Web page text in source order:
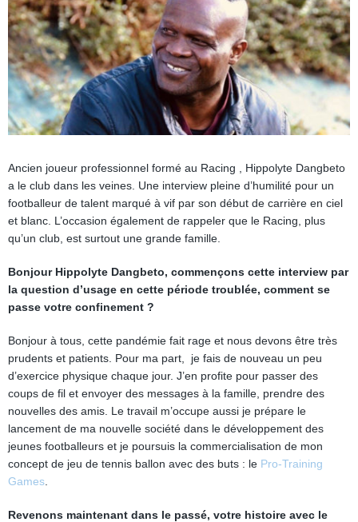
Ancien joueur professionnel formé au Racing , Hippolyte Dangbeto
a le club dans les veines. Une interview pleine d’humilité pour un
footballeur de talent marqué à vif par son début de carrière en ciel
et blanc. L’occasion également de rappeler que le Racing, plus
qu’un club, est surtout une grande famille.
Bonjour Hippolyte Dangbeto, commençons cette interview par
la question d’usage en cette période troublée, comment se
passe votre confinement ?
Bonjour à tous, cette pandémie fait rage et nous devons être très
prudents et patients. Pour ma part, je fais de nouveau un peu
d’exercice physique chaque jour. J’en profite pour passer des
coups de fil et envoyer des messages à la famille, prendre des
nouvelles des amis. Le travail m’occupe aussi je prépare le
lancement de ma nouvelle société dans le développement des
jeunes footballeurs et je poursuis la commercialisation de mon
concept de jeu de tennis ballon avec des buts : le Pro-Training
Games
Revenons maintenant dans le passé, votre histoire avec le